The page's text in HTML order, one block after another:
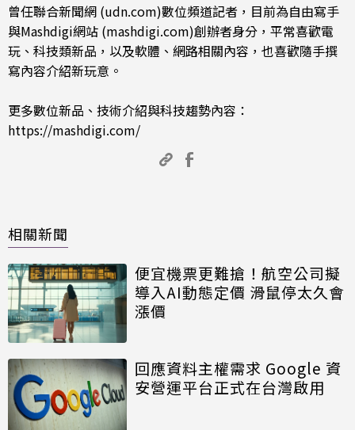
曾任聯合新聞網 (udn.com)數位頻道記者，目前為自由寫手
與Mashdigi網站 (mashdigi.com)創辦者身分，平常喜歡電
玩、科技類新品，以及軟體、網路相關內容，也喜歡隨手撰
寫內容介紹新玩意。
更多數位新品、技術介紹與科技趨勢內容：
https://mashdigi.com/
相關新聞
便宜機票更難搶！航空公司擬
導入AI動態定價 滑鼠停太久會
漲價
回應資料主權需求 Google 資
安營運平台正式在台灣啟用